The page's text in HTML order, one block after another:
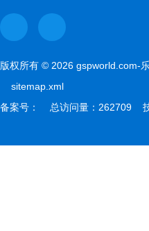
版权所有 © 2026 gspworld.com-
sitemap.xml
备案号： 总访问量：262709